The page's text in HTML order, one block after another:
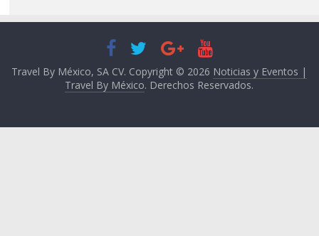
Travel By México, SA CV. Copyright © 2026 Noticias y Eventos |
Travel By México. Derechos Reservados.